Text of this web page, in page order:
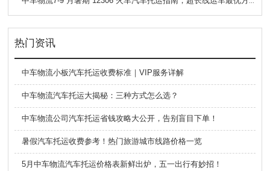
热门资讯
中车物流小板汽车托运收费标准｜VIP服务详解
中车物流汽车托运大揭秘：三种方式怎么选？
中车物流公司汽车托运省钱攻略大公开，告别盲目下单！
暑假汽车托运收费参考！热门旅游城市线路价格一览
5月中车物流汽车托运价格表新鲜出炉，五一出行有妙招！